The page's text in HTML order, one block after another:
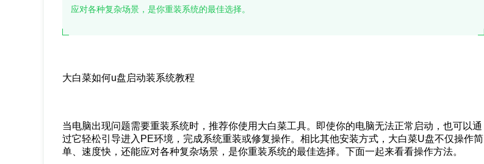
应对各种复杂场景，是你重装系统的最佳选择。
大白菜如何u盘启动装系统教程
当电脑出现问题需要重装系统时，推荐你使用大白菜工具。即使你的电脑无法正常启动，也可以通
过它轻松引导进入PE环境，完成系统重装或修复操作。相比其他安装方式，大白菜U盘不仅操作简
单、速度快，还能应对各种复杂场景，是你重装系统的最佳选择。下面一起来看看操作方法。